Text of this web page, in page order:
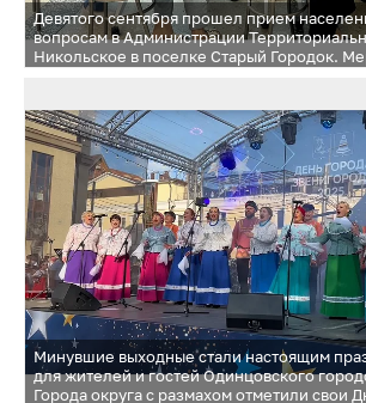
Девятого сентября прошел прием
вопросам в Администрации
Никольское в поселке Старый Городок.
Минувшие выходные стали настоящим
для жителей и гостей Одинцовского
Города округа с размахом отметили свои